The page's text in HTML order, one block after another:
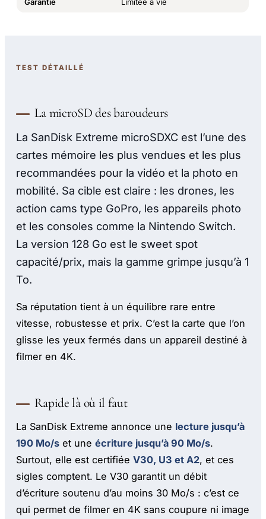
TEST DÉTAILLÉ
La microSD des baroudeurs
La SanDisk Extreme microSDXC est l’une des
cartes mémoire les plus vendues et les plus
recommandées pour la vidéo et la photo en
mobilité. Sa cible est claire : les drones, les
action cams type GoPro, les appareils photo
et les consoles comme la Nintendo Switch.
La version 128 Go est le sweet spot
capacité/prix, mais la gamme grimpe jusqu’à 1
To.
Sa réputation tient à un équilibre rare entre
vitesse, robustesse et prix. C’est la carte que l’on
glisse les yeux fermés dans un appareil destiné à
filmer en 4K.
Rapide là où il faut
La SanDisk Extreme annonce une lecture jusqu’à
190 Mo/s et uneécriture jusqu’à 90 Mo/s.
Surtout, elle est certifiéeV30, U3 et A2, et ces
sigles comptent. Le V30 garantit un débit
d’écriture soutenu d’au moins 30 Mo/s : c’est ce
qui permet de filmer en 4K sans coupure ni image